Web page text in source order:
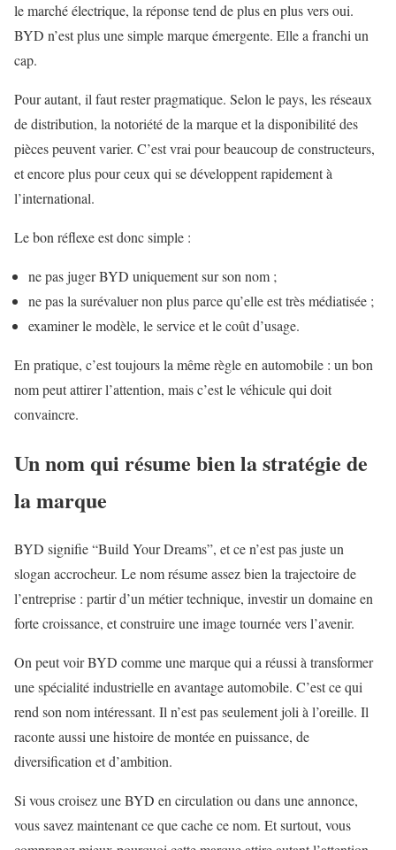
le marché électrique, la réponse tend de plus en plus vers oui.
BYD n’est plus une simple marque émergente. Elle a franchi un
cap.
Pour autant, il faut rester pragmatique. Selon le pays, les réseaux
de distribution, la notoriété de la marque et la disponibilité des
pièces peuvent varier. C’est vrai pour beaucoup de constructeurs,
et encore plus pour ceux qui se développent rapidement à
l’international.
Le bon réflexe est donc simple :
ne pas juger BYD uniquement sur son nom ;
ne pas la surévaluer non plus parce qu’elle est très médiatisée ;
examiner le modèle, le service et le coût d’usage.
En pratique, c’est toujours la même règle en automobile : un bon
nom peut attirer l’attention, mais c’est le véhicule qui doit
convaincre.
Un nom qui résume bien la stratégie de
la marque
BYD signifie “Build Your Dreams”, et ce n’est pas juste un
slogan accrocheur. Le nom résume assez bien la trajectoire de
l’entreprise : partir d’un métier technique, investir un domaine en
forte croissance, et construire une image tournée vers l’avenir.
On peut voir BYD comme une marque qui a réussi à transformer
une spécialité industrielle en avantage automobile. C’est ce qui
rend son nom intéressant. Il n’est pas seulement joli à l’oreille. Il
raconte aussi une histoire de montée en puissance, de
diversification et d’ambition.
Si vous croisez une BYD en circulation ou dans une annonce,
vous savez maintenant ce que cache ce nom. Et surtout, vous